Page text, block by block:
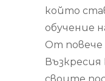
който
обучение
От повече
Възкресия
своите